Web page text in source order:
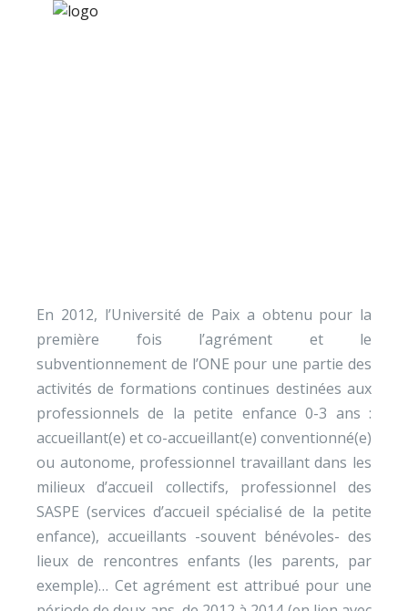
En 2012, l’Université de Paix a obtenu pour la
première fois l’agrément et le
subventionnement de l’ONE pour une partie des
activités de formations continues destinées aux
professionnels de la petite enfance 0-3 ans :
accueillant(e) et co-accueillant(e) conventionné(e)
ou autonome, professionnel travaillant dans les
milieux d’accueil collectifs, professionnel des
SASPE (services d’accueil spécialisé de la petite
enfance), accueillants -souvent bénévoles- des
lieux de rencontres enfants (les parents, par
exemple)… Cet agrément est attribué pour une